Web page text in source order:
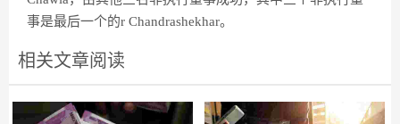
事是最后一个的r Chandrashekhar。
相关文章阅读